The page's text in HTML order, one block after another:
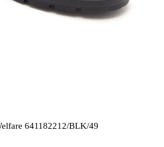
641182212/BLK/49